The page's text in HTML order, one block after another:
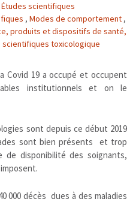
Études scientifiques
, Modes de comportement ,
produits et dispositifs de santé,
scientifiques toxicologique
Covid 19 a occupé et occupent
institutionnels et on le
sont depuis ce début 2019
sont bien présents et trop
de disponibilité des soignants,
000 décès dues à des maladies